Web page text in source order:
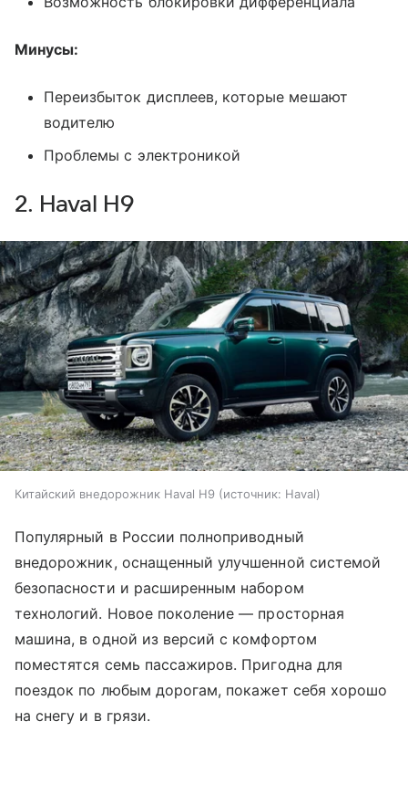
Минусы:
Переизбыток дисплеев, которые мешают
водителю
Проблемы с электроникой
2. Haval H9
Китайский внедорожник Haval H9 источник: Haval
Популярный в России полноприводный
внедорожник, оснащенный улучшенной системой
безопасности и расширенным набором
технологий. Новое поколение — просторная
машина, в одной из версий с комфортом
поместятся семь пассажиров. Пригодна для
поездок по любым дорогам, покажет себя хорошо
на снегу и в грязи.